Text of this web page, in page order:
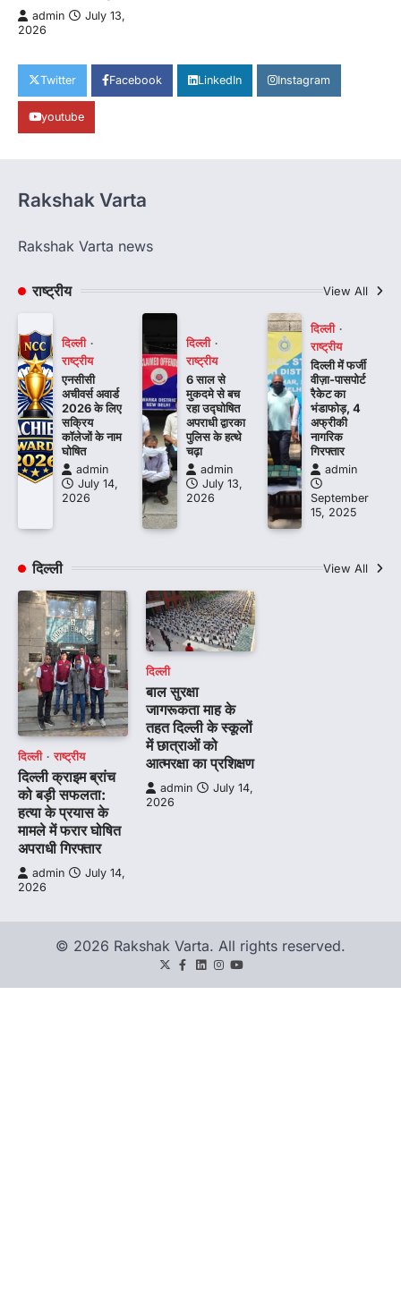
admin
July 13,
2026
Twitter Facebook LinkedIn Instagram
youtube
Rakshak Varta
Rakshak Varta news
राष्ट्रीय View All
दिल्ली
राष्ट्रीय
एनसीसी
अचीवर्स अवार्ड
2026 के लिए
सक्रिय
कॉलेजों के नाम
घोषित
admin
July 14,
2026
दिल्ली
राष्ट्रीय
6 साल से
मुकदमे से बच
रहा उद्घोषित
अपराधी द्वारका
पुलिस के हत्थे
चढ़ा
admin
July 13,
2026
दिल्ली
राष्ट्रीय
दिल्ली में फर्जी
वीज़ा-पासपोर्ट
रैकेट का
भंडाफोड़, 4
अफ्रीकी
नागरिक
गिरफ्तार
admin
September
15, 2025
दिल्ली View All
दिल्ली राष्ट्रीय
दिल्ली क्राइम ब्रांच
को बड़ी सफलता:
हत्या के प्रयास के
मामले में फरार घोषित
अपराधी गिरफ्तार
admin
July 14,
2026
दिल्ली
बाल सुरक्षा
जागरूकता माह के
तहत दिल्ली के स्कूलों
में छात्राओं को
आत्मरक्षा का प्रशिक्षण
admin
July 14,
2026
© 2026 Rakshak Varta. All rights reserved.
TwitterFacebook
LinkedIn
Instagram
youtube